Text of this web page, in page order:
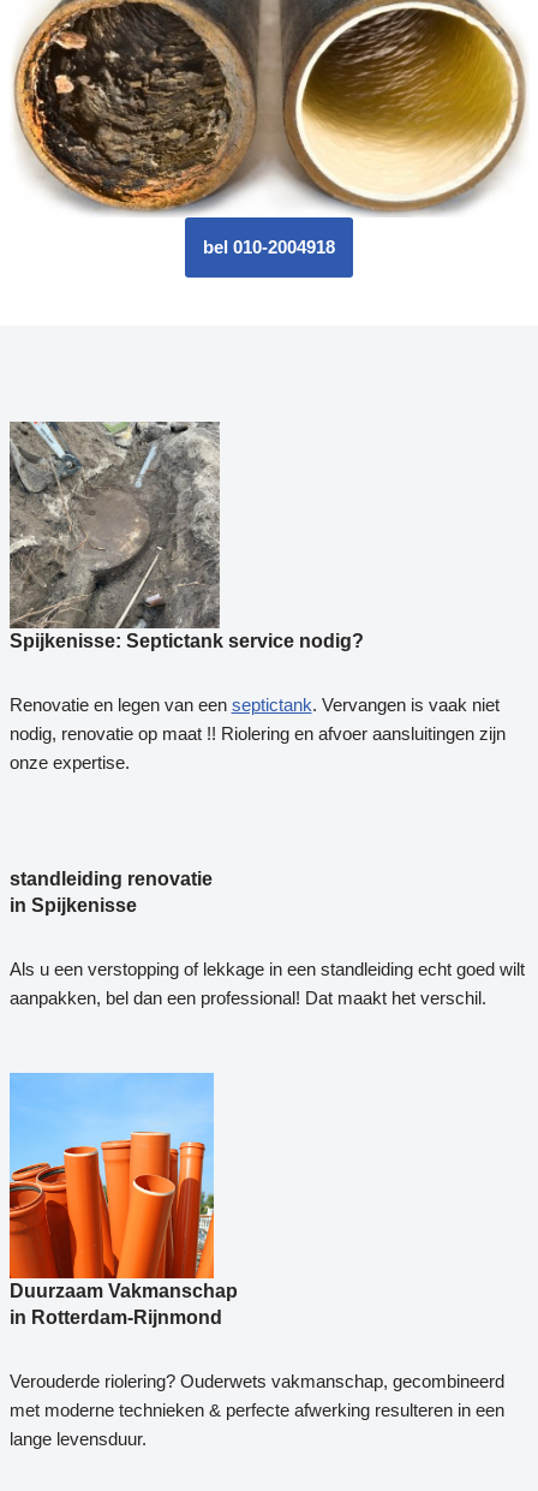
bel 010-2004918
Spijkenisse: Septictank service nodig?
Renovatie en legen van een septictank. Vervangen is vaak niet
nodig, renovatie op maat !! Riolering en afvoer aansluitingen zijn
onze expertise.
standleiding renovatie
in Spijkenisse
Als u een verstopping of lekkage in een standleiding echt goed wilt
aanpakken, bel dan een professional! Dat maakt het verschil.
Duurzaam Vakmanschap
in Rotterdam-Rijnmond
Verouderde riolering? Ouderwets vakmanschap, gecombineerd
met moderne technieken & perfecte afwerking resulteren in een
lange levensduur.